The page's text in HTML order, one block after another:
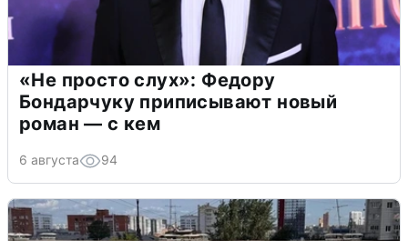
«Не просто слух»: Федору
Бондарчуку приписывают новый
роман — с кем
6 августа 94